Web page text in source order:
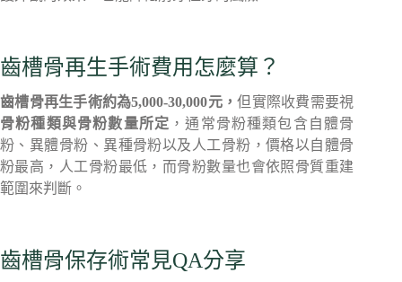
齒槽骨再生手術費用怎麼算？
齒槽骨再生手術約為5,000-30,000元，但實際收費需要視
骨粉種類與骨粉數量所定 ，通常骨粉種類包含自體骨
粉、異體骨粉、異種骨粉以及人工骨粉，價格以自體骨
粉最高，人工骨粉最低，而骨粉數量也會依照骨質重建
範圍來判斷。
齒槽骨保存術常見QA分享